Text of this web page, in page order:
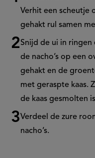
Verhit een scheutje
gehakt rul samen
Snijd de ui in ringen
de nacho’s op een
gehakt en de
met geraspte kaas.
de kaas gesmolten
Verdeel de zure
nacho’s.